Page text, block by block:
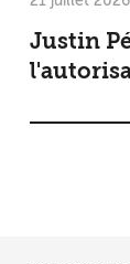
Justin